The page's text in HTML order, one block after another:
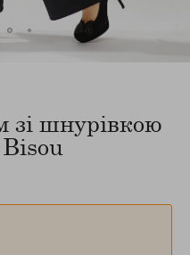
шнурівкою